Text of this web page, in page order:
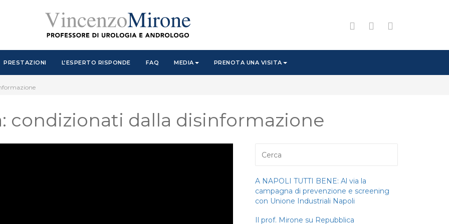
PRESTAZIONI L’ESPERTO RISPONDE FAQ MEDIA PRENOTA UNA VISITA
condizionati dalla disinformazione
A NAPOLI TUTTI BENE: Al via la
campagna di prevenzione e screening
con Unione Industriali Napoli
Il prof. Mirone su Repubblica